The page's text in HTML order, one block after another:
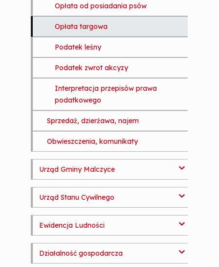
Szkoła Podstawowa w Malczycach
Żłobek Publiczny w Malczycach
Opłata od posiadania psów
Opłata targowa
Podatek leśny
Podatek zwrot akcyzy
Interpretacja przepisów prawa
podatkowego
Sprzedaż, dzierżawa, najem
Obwieszczenia, komunikaty
Urząd Gminy Malczyce
Władze Gminy
Referaty
Statut Gminy
Raport o stanie Gminy Malczyce
Urząd Stanu Cywilnego
Informacje
Dokumenty
Ewidencja Ludności
Informacje
Działalność gospodarcza